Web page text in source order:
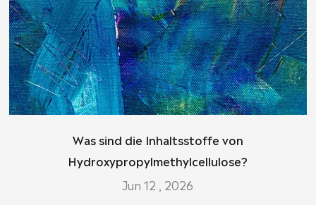
Was sind die Inhaltsstoffe von
Hydroxypropylmethylcellulose?
Jun 12 , 2026